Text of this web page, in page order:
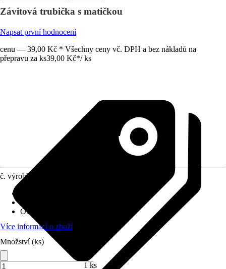
Závitová trubička s matičkou
Napsat první hodnocení
cenu — 39,00 Kč * Všechny ceny vč. DPH a bez nákladů na
přepravu za ks39,00 Kč*/ ks
č. výrobku
Obsah
Více informací o zboží
Množství (ks)
1 ks